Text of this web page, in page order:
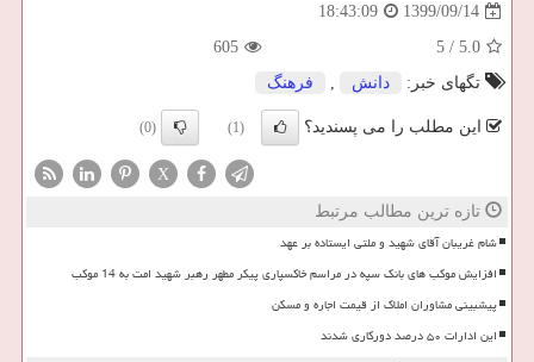
1399/09/14
18:43:09
5.0
/
5
605
تگهای خبر:
دانش , فرهنگ
این مطلب را می پسندید؟ (1)
(0)
X
تازه ترین مطالب مرتبط
شام غریبان آقای شهید و ملتی ایستاده بر عهد
افزایش موکب های بانک سپه در مراسم خاکسپاری پیکر مطهر رهبر شهید امت به 14 موکب
پیشبینی مشاوران املاک از قیمت اجاره و مسکن
این ادارات ۵۰ درصد دورکاری شدند